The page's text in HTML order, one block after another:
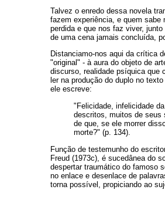
Talvez o enredo dessa novela
fazem experiência, e quem
perdida e que nos faz viver,
de uma cena jamais concluída,
Distanciamo-nos aqui da crítica
"original" - à aura do objeto de
discurso, realidade psíquica que
ler na produção do duplo no
ele escreve:
"Felicidade, infelicidade
descritos, muitos de seus
de que, se ele morrer
morte?" (p. 134).
Função de testemunho do
Freud (1973c), é sucedânea do
despertar traumático do famoso
no enlace e desenlace de
torna possível, propiciando ao